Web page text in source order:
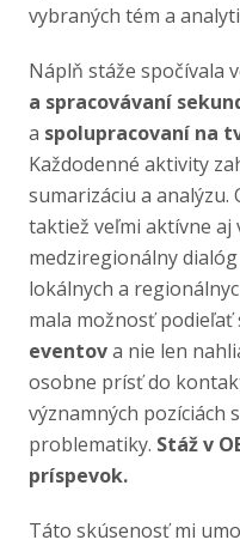
vybraných tém a
Náplň stáže spočívala
a spracovávaní
a spolupracovaní na
Každodenné aktivity
sumarizáciu a analýzu.
taktiež veľmi aktívne
medziregionálny
lokálnych a
mala možnosť podieľať
eventova nie len
osobne prísť do
významných pozíciách
problematiky. Stáž v
príspevok.
Táto skúsenosť mi